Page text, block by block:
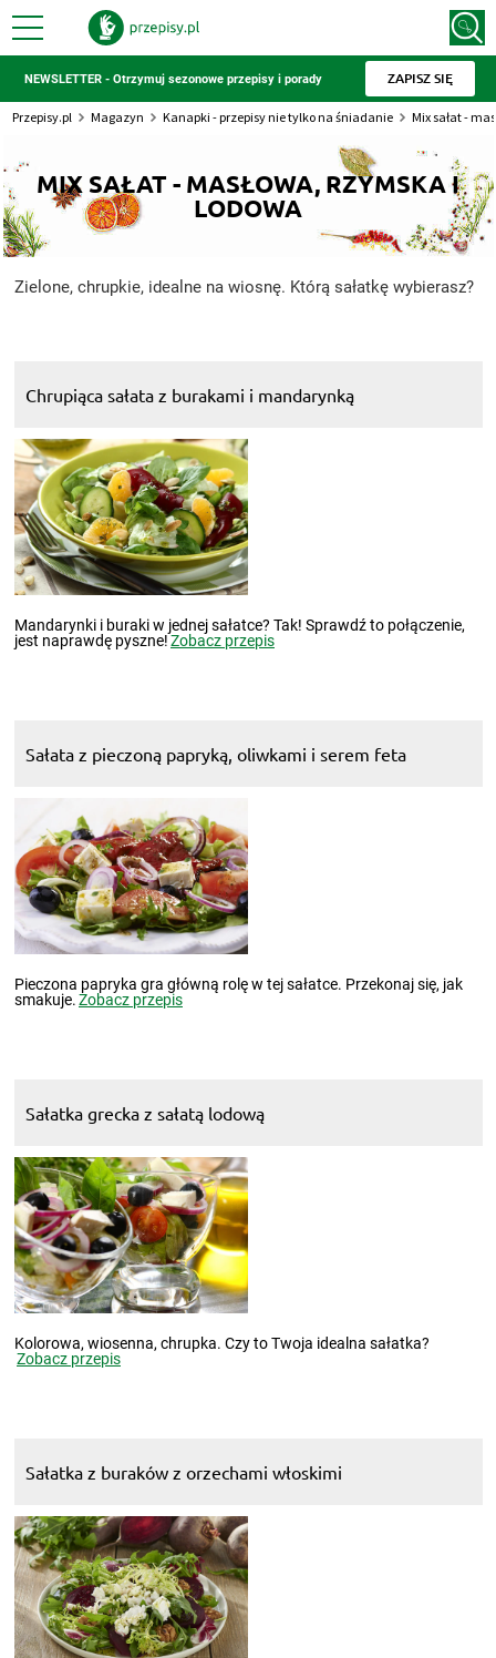
NEWSLETTER - Otrzymuj sezonowe przepisy i porady ZAPISZ SIĘ
Przepisy.pl Magazyn Kanapki - przepisy nie tylko na śniadanie Mix sałat -
MIX SAŁAT - MASŁOWA, RZYMSKA I
LODOWA
Zielone, chrupkie, idealne na wiosnę. Którą sałatkę wybierasz?
Chrupiąca sałata z burakami i mandarynką
Mandarynki i buraki w jednej sałatce? Tak! Sprawdź to połączenie,
jest naprawdę pyszne!Zobacz przepis
Sałata z pieczoną papryką, oliwkami i serem feta
Pieczona papryka gra główną rolę w tej sałatce. Przekonaj się, jak
smakuje.Zobacz przepis
Sałatka grecka z sałatą lodową
Kolorowa, wiosenna, chrupka. Czy to Twoja idealna sałatka?
Zobacz przepis
Sałatka z buraków z orzechami włoskimi